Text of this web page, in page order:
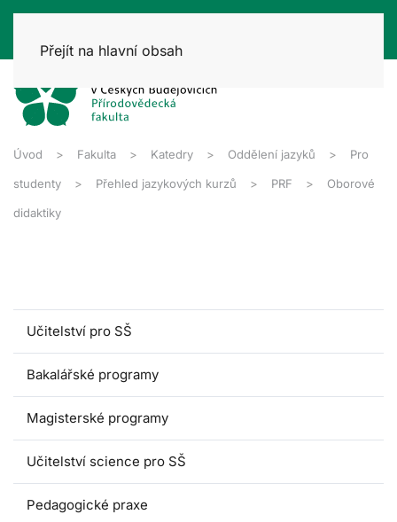
Přejít na hlavní obsah
Úvod Fakulta Katedry Oddělení jazyků Pro
studenty Přehled jazykových kurzů PRF Oborové
didaktiky
Učitelství pro SŠ
Bakalářské programy
Magisterské programy
Učitelství science pro SŠ
Pedagogické praxe